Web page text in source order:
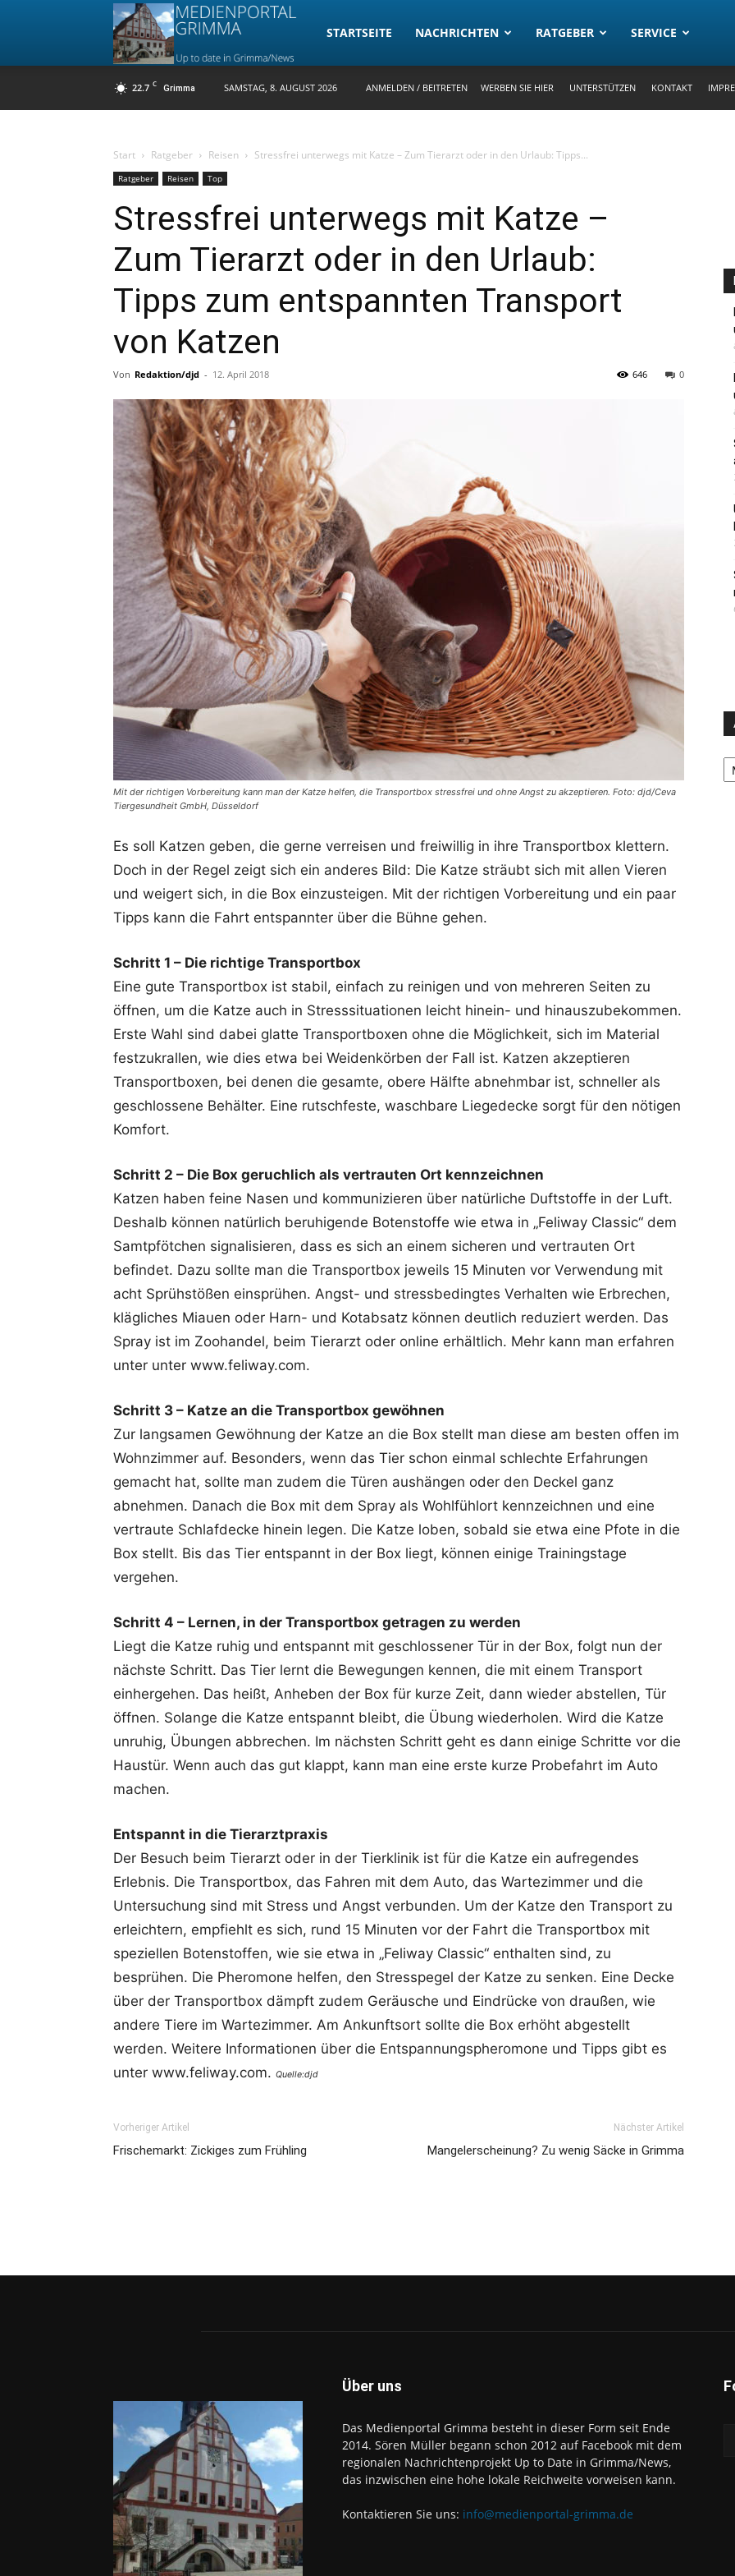
Medienportal
STARTSEITE NACHRICHTEN RATGEBER SERVICE
22.7 C Grimma SAMSTAG, 8. AUGUST 2026 ANMELDEN / BEITRETEN WERBEN SIE HIER UNTERSTÜTZEN KONTAKT
Start Ratgeber Reisen Stressfrei unterwegs mit Katze – Zum Tierarzt oder in den Urlaub: Tipps...
Ratgeber Reisen Top
Stressfrei unterwegs mit Katze –
Zum Tierarzt oder in den Urlaub:
Tipps zum entspannten Transport
von Katzen
Von Redaktion/djd - 12. April 2018 0
646
Mit der richtigen Vorbereitung kann man der Katze helfen, die Transportbox stressfrei und ohne Angst zu akzeptieren. Foto: djd/Ceva
Tiergesundheit GmbH, Düsseldorf
Es soll Katzen geben, die gerne verreisen und freiwillig in ihre Transportbox klettern.
Doch in der Regel zeigt sich ein anderes Bild: Die Katze sträubt sich mit allen Vieren
und weigert sich, in die Box einzusteigen. Mit der richtigen Vorbereitung und ein paar
Tipps kann die Fahrt entspannter über die Bühne gehen.
Schritt 1 – Die richtige Transportbox
Eine gute Transportbox ist stabil, einfach zu reinigen und von mehreren Seiten zu
öffnen, um die Katze auch in Stresssituationen leicht hinein- und hinauszubekommen.
Erste Wahl sind dabei glatte Transportboxen ohne die Möglichkeit, sich im Material
festzukrallen, wie dies etwa bei Weidenkörben der Fall ist. Katzen akzeptieren
Transportboxen, bei denen die gesamte, obere Hälfte abnehmbar ist, schneller als
geschlossene Behälter. Eine rutschfeste, waschbare Liegedecke sorgt für den nötigen
Komfort.
Schritt 2 – Die Box geruchlich als vertrauten Ort kennzeichnen
Katzen haben feine Nasen und kommunizieren über natürliche Duftstoffe in der Luft.
Deshalb können natürlich beruhigende Botenstoffe wie etwa in „Feliway Classic“ dem
Samtpfötchen signalisieren, dass es sich an einem sicheren und vertrauten Ort
befindet. Dazu sollte man die Transportbox jeweils 15 Minuten vor Verwendung mit
acht Sprühstößen einsprühen. Angst- und stressbedingtes Verhalten wie Erbrechen,
klägliches Miauen oder Harn- und Kotabsatz können deutlich reduziert werden. Das
Spray ist im Zoohandel, beim Tierarzt oder online erhältlich. Mehr kann man erfahren
unter unter www.feliway.com.
Schritt 3 – Katze an die Transportbox gewöhnen
Zur langsamen Gewöhnung der Katze an die Box stellt man diese am besten offen im
Wohnzimmer auf. Besonders, wenn das Tier schon einmal schlechte Erfahrungen
gemacht hat, sollte man zudem die Türen aushängen oder den Deckel ganz
abnehmen. Danach die Box mit dem Spray als Wohlfühlort kennzeichnen und eine
vertraute Schlafdecke hinein legen. Die Katze loben, sobald sie etwa eine Pfote in die
Box stellt. Bis das Tier entspannt in der Box liegt, können einige Trainingstage
vergehen.
Schritt 4 – Lernen, in der Transportbox getragen zu werden
Liegt die Katze ruhig und entspannt mit geschlossener Tür in der Box, folgt nun der
nächste Schritt. Das Tier lernt die Bewegungen kennen, die mit einem Transport
einhergehen. Das heißt, Anheben der Box für kurze Zeit, dann wieder abstellen, Tür
öffnen. Solange die Katze entspannt bleibt, die Übung wiederholen. Wird die Katze
unruhig, Übungen abbrechen. Im nächsten Schritt geht es dann einige Schritte vor die
Haustür. Wenn auch das gut klappt, kann man eine erste kurze Probefahrt im Auto
machen.
Entspannt in die Tierarztpraxis
Der Besuch beim Tierarzt oder in der Tierklinik ist für die Katze ein aufregendes
Erlebnis. Die Transportbox, das Fahren mit dem Auto, das Wartezimmer und die
Untersuchung sind mit Stress und Angst verbunden. Um der Katze den Transport zu
erleichtern, empfiehlt es sich, rund 15 Minuten vor der Fahrt die Transportbox mit
speziellen Botenstoffen, wie sie etwa in „Feliway Classic“ enthalten sind, zu
besprühen. Die Pheromone helfen, den Stresspegel der Katze zu senken. Eine Decke
über der Transportbox dämpft zudem Geräusche und Eindrücke von draußen, wie
andere Tiere im Wartezimmer. Am Ankunftsort sollte die Box erhöht abgestellt
werden. Weitere Informationen über die Entspannungspheromone und Tipps gibt es
unter www.feliway.com. Quelle:djd
Vorheriger Artikel
Frischemarkt: Zickiges zum Frühling
Nächster Artikel
Mangelerscheinung? Zu wenig Säcke in Grimma
Über uns
Das Medienportal Grimma besteht in dieser Form seit Ende
2014. Sören Müller begann schon 2012 auf Facebook mit dem
regionalen Nachrichtenprojekt Up to Date in Grimma/News,
das inzwischen eine hohe lokale Reichweite vorweisen kann.
Kontaktieren Sie uns: info@medienportal-grimma.de